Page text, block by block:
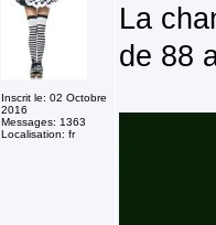
Inscrit le: 02 Octobre
2016
Messages: 1363
Localisation: fr
La
de 88